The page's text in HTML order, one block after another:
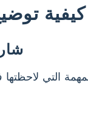
كيفية
التي